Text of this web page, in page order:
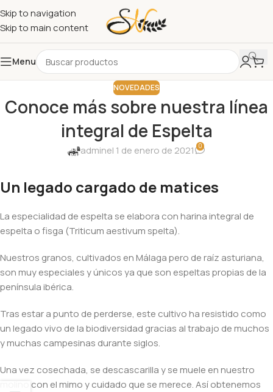
Skip to navigation
Skip to main content
Menu
NOVEDADES
Conoce más sobre nuestra línea
integral de Espelta
adminel 1 de enero de 2021 0
Un legado cargado de matices
La especialidad de espelta se elabora con harina integral de
espelta o fisga (Triticum aestivum spelta).
Nuestros granos, cultivados en Málaga pero de raíz asturiana,
son muy especiales y únicos ya que son espeltas propias de la
península ibérica.
Tras estar a punto de perderse, este cultivo ha resistido como
un legado vivo de la biodiversidad gracias al trabajo de muchos
y muchas campesinas durante siglos.
Una vez cosechada, se descascarilla y se muele en nuestro
molino con el mimo y cuidado que se merece. Así obtenemos